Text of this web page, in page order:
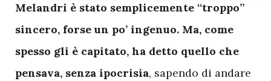
Melandri è stato semplicemente “troppo”
sincero, forse un po’ ingenuo. Ma, come
spesso gli è capitato, ha detto quello che
pensava, senza ipocrisia, sapendo di andare